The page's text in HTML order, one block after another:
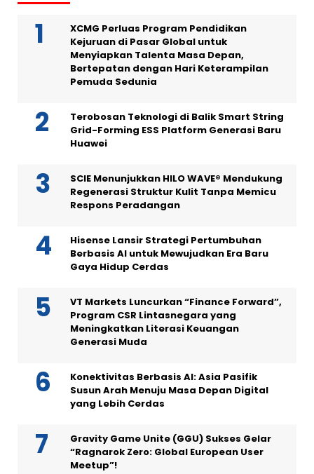
XCMG Perluas Program Pendidikan
Kejuruan di Pasar Global untuk
Menyiapkan Talenta Masa Depan,
Bertepatan dengan Hari Keterampilan
Pemuda Sedunia
Terobosan Teknologi di Balik Smart String
Grid-Forming ESS Platform Generasi Baru
Huawei
SCIE Menunjukkan HILO WAVE® Mendukung
Regenerasi Struktur Kulit Tanpa Memicu
Respons Peradangan
Hisense Lansir Strategi Pertumbuhan
Berbasis AI untuk Mewujudkan Era Baru
Gaya Hidup Cerdas
VT Markets Luncurkan “Finance Forward”,
Program CSR Lintasnegara yang
Meningkatkan Literasi Keuangan
Generasi Muda
Konektivitas Berbasis AI: Asia Pasifik
Susun Arah Menuju Masa Depan Digital
yang Lebih Cerdas
Gravity Game Unite (GGU) Sukses Gelar
“Ragnarok Zero: Global European User
Meetup”!